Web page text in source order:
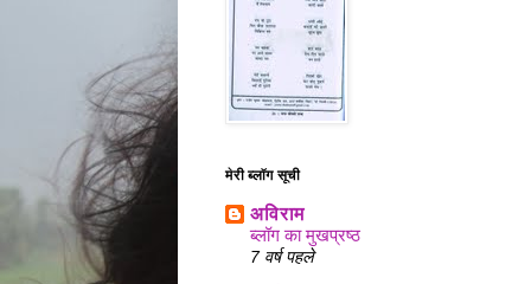
मेरी ब्लॉग सूची
अविराम
ब्लॉग का मुखप्रष्ठ
7 वर्ष पहले